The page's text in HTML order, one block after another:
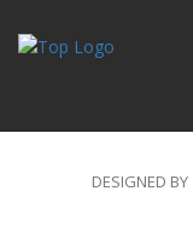
DESIGNED BY